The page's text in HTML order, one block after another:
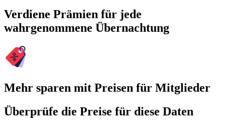
Verdiene Prämien für jede
wahrgenommene Übernachtung
Mehr sparen mit Preisen für Mitglieder
Überprüfe die Preise für diese Daten